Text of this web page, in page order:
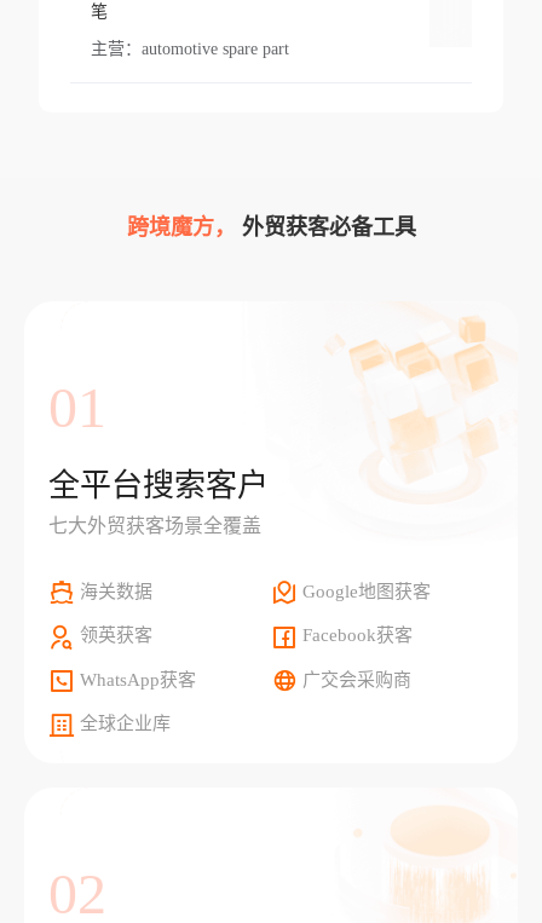
笔
主营： automotive spare part
跨境魔方， 外贸获客必备工具
01
全平台搜索客户
七大外贸获客场景全覆盖
海关数据 Google地图获客
领英获客 Facebook获客
WhatsApp获客 广交会采购商
全球企业库
02